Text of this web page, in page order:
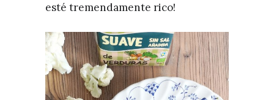
esté tremendamente rico!